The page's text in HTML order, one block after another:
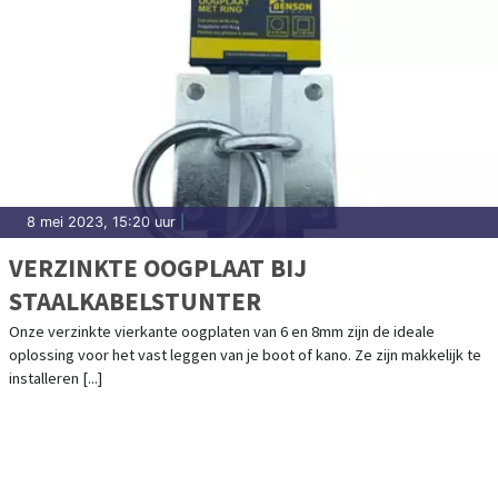
8 mei 2023, 15:20 uur
VERZINKTE OOGPLAAT BIJ
STAALKABELSTUNTER
Onze verzinkte vierkante oogplaten van 6 en 8mm zijn de ideale
oplossing voor het vast leggen van je boot of kano. Ze zijn makkelijk te
installeren [...]